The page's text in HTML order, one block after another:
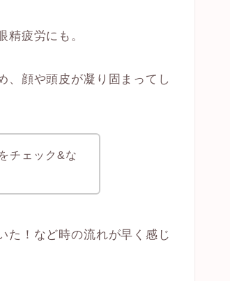
精疲労にも。
、顔や頭皮が凝り固まってし
チェック&な
た！など時の流れが早く感じ